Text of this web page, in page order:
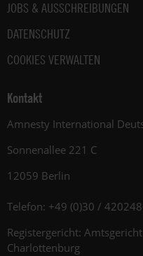
JOBS & AUSSCHREIBUNGEN
DATENSCHUTZ
COOKIES VERWALTEN
Kontakt
Amnesty International
Sonnenallee 221 C
12059 Berlin
Telefon: +49 (0)30 /
Registergericht: Amtsgericht
Charlottenburg